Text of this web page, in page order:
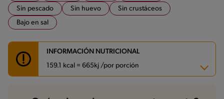
Sin pescado
Sin huevo
Sin crustáceos
Bajo en sal
INFORMACIÓN NUTRICIONAL
159.1 kcal = 665kj /por porción